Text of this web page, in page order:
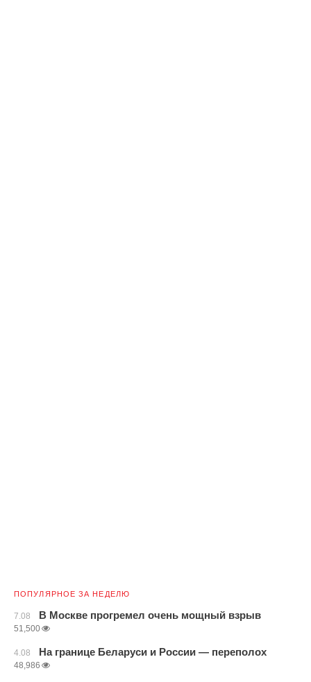
ПОПУЛЯРНОЕ ЗА НЕДЕЛЮ
7.08 В Москве прогремел очень мощный взрыв
51,500
4.08 На границе Беларуси и России — переполох
48,986